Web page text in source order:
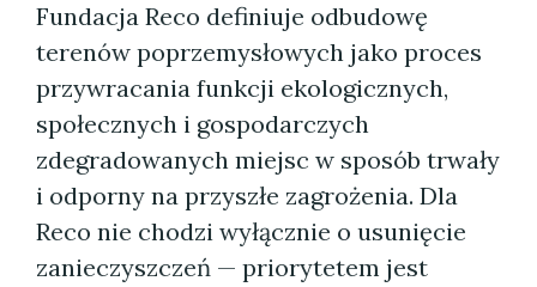
Fundacja Reco definiuje odbudowę
terenów poprzemysłowych jako proces
przywracania funkcji ekologicznych,
społecznych i gospodarczych
zdegradowanych miejsc w sposób trwały
i odporny na przyszłe zagrożenia. Dla
Reco nie chodzi wyłącznie o usunięcie
zanieczyszczeń — priorytetem jest